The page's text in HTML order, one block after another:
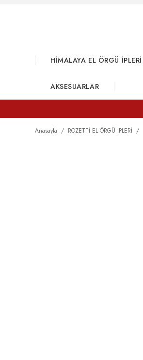
HİMALAYA EL ÖRGÜ İPLERİ
AKSESUARLAR
Anasayfa ROZETTİ EL ÖRGÜ İPLERİ